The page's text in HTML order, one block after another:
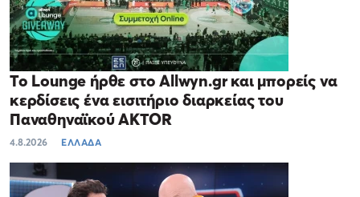
Το Lounge ήρθε στο Allwyn.gr και μπορείς να
κερδίσεις ένα εισιτήριο διαρκείας του
Παναθηναϊκού AKTOR
4.8.2026 ΕΛΛΑΔΑ